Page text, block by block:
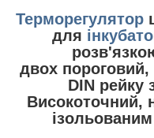
Терморегулятор
для
двох
DIN рейку
Високоточний,